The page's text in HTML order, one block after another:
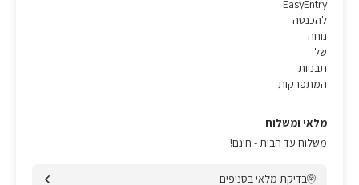
EasyEntry
להכנסה
נוחה
של
תבניות
המתפרקות
מלאי ומשלוח
משלוח עד הבית - חינם!
בדיקת מלאי בסניפים